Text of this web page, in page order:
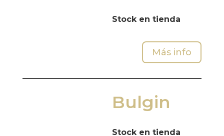
Stock en tienda
Más info
Bulgin
Stock en tienda